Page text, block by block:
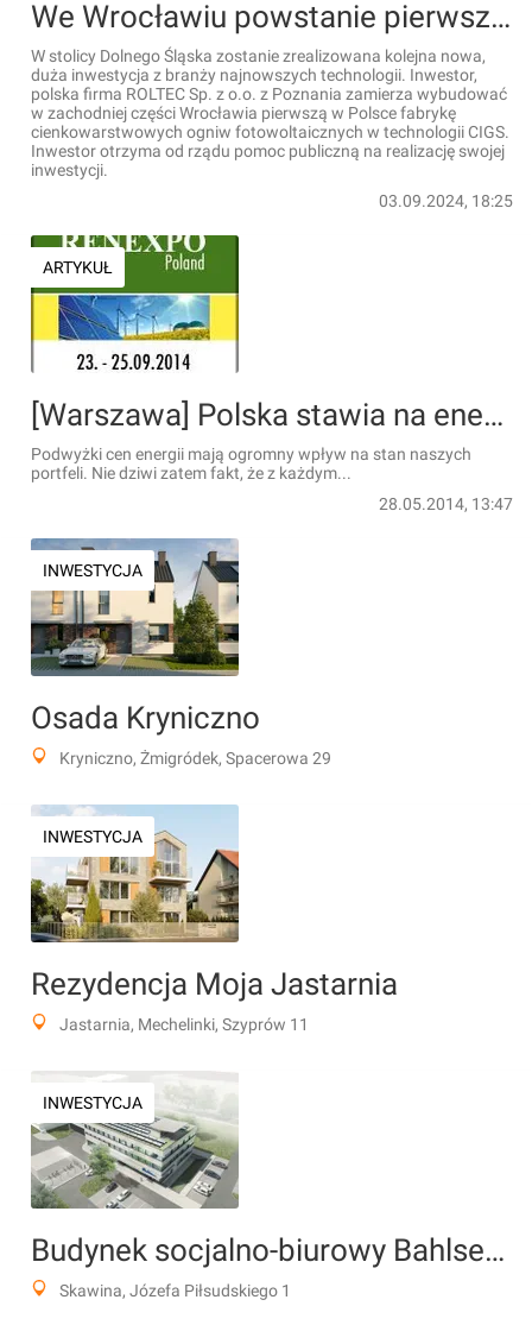
We Wrocławiu powstanie pierwsza w Polsce fabryka cienkowarstwowych ogniw fotowoltaicznych
W stolicy Dolnego Śląska zostanie zrealizowana kolejna nowa,
duża inwestycja z branży najnowszych technologii. Inwestor,
polska firma ROLTEC Sp. z o.o. z Poznania zamierza wybudować
w zachodniej części Wrocławia pierwszą w Polsce fabrykę
cienkowarstwowych ogniw fotowoltaicznych w technologii CIGS.
Inwestor otrzyma od rządu pomoc publiczną na realizację swojej
inwestycji.
03.09.2024, 18:25
ARTYKUŁ
[Warszawa] Polska stawia na energię przyszłości!
Podwyżki cen energii mają ogromny wpływ na stan naszych
portfeli. Nie dziwi zatem fakt, że z każdym...
28.05.2014, 13:47
INWESTYCJA
Osada Kryniczno
Kryniczno, Żmigródek, Spacerowa 29
INWESTYCJA
Rezydencja Moja Jastarnia
Jastarnia, Mechelinki, Szyprów 11
INWESTYCJA
Budynek socjalno-biurowy Bahlsen Polska
Skawina, Józefa Piłsudskiego 1